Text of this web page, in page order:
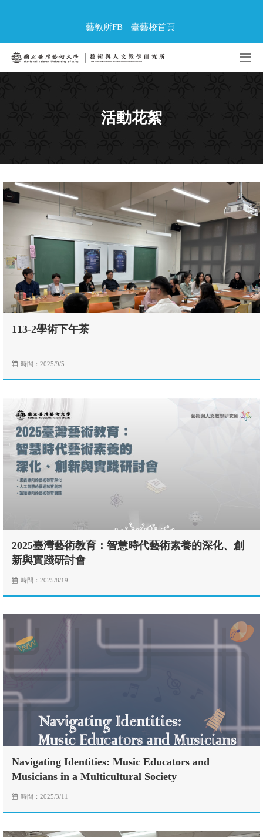
藝教所FB 臺藝校首頁
活動花絮
113-2學術下午茶
時間：2025/9/5
2025臺灣藝術教育：智慧時代藝術素養的深化、創
新與實踐研討會
時間：2025/8/19
Navigating Identities: Music Educators and
Musicians in a Multicultural Society
時間：2025/3/11